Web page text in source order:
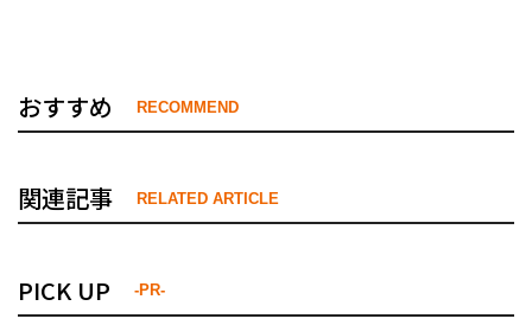
おすすめ RECOMMEND
関連記事 RELATED ARTICLE
PICK UP -PR-